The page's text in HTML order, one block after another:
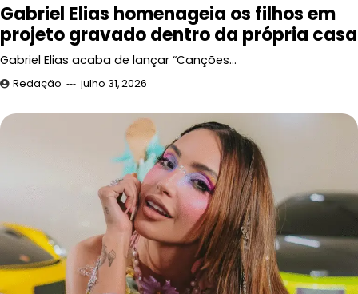
Gabriel Elias homenageia os filhos em
projeto gravado dentro da própria casa
Gabriel Elias acaba de lançar “Canções…
Redação julho 31, 2026